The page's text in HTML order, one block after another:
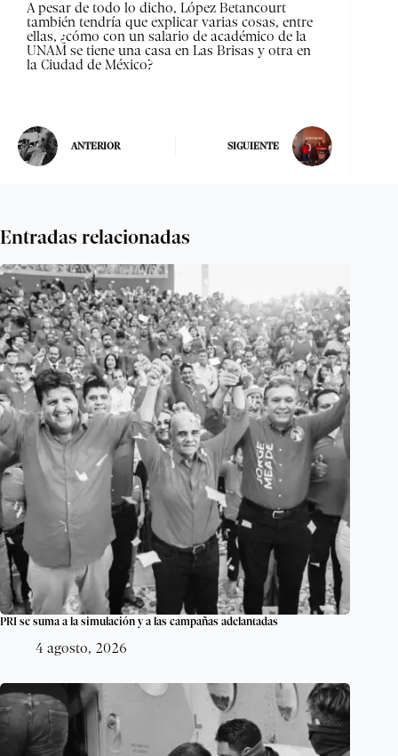
A pesar de todo lo dicho, López Betancourt
también tendría que explicar varias cosas, entre
ellas, ¿cómo con un salario de académico de la
UNAM se tiene una casa en Las Brisas y otra en
la Ciudad de México?
ANTERIOR SIGUIENTE
Entradas relacionadas
PRI se suma a la simulación y a las campañas adelantadas
4 agosto, 2026